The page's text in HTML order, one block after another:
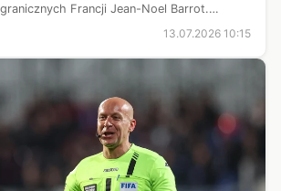
Francji Jean-Noel Barrot.
miały mieć miejsce w co najmniej
krajach. S...
13.07.2026 10:15